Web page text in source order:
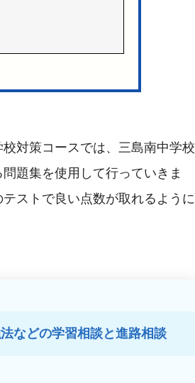
対策コースでは、三島南中学校
題集を使用して行っていきま
ストで良い点数が取れるように
などの学習相談と進路相談